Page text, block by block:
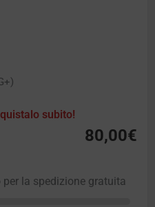
subito!
80,00€
per la spedizione gratuita